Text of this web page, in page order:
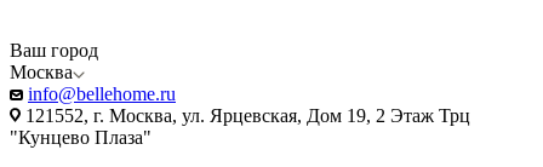
Ваш город
Москва
info@bellehome.ru
121552, г. Москва, ул. Ярцевская, Дом 19, 2 Этаж Трц
"Кунцево Плаза"